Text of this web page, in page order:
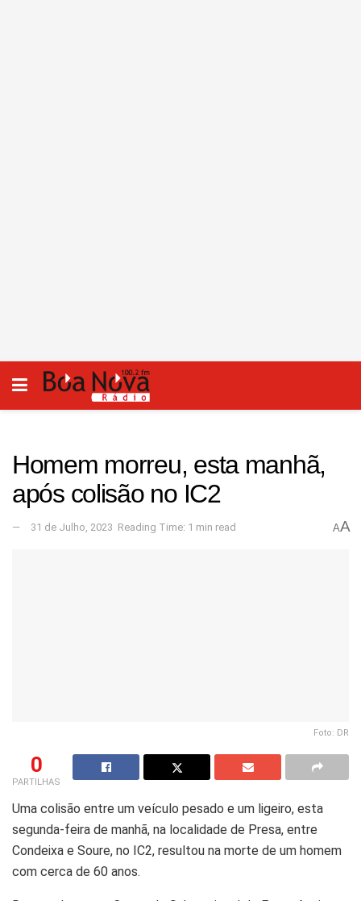
Homem morreu, esta manhã,
após colisão no IC2
31 de Julho, 2023 Reading Time: 1 min read AA
Foto: DR
0
PARTILHAS
Uma colisão entre um veículo pesado e um ligeiro, esta
segunda-feira de manhã, na localidade de Presa, entre
Condeixa e Soure, no IC2, resultou na morte de um homem
com cerca de 60 anos.